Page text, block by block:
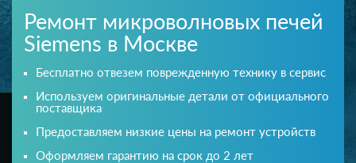
Ремонт микроволновых печей
Siemens в Москве
Бесплатно отвезем поврежденную технику в сервис
Используем оригинальные детали от официального
поставщика
Предоставляем низкие цены на ремонт устройств
Оформляем гарантию на срок до 2 лет